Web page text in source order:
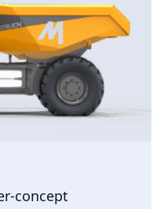
concept